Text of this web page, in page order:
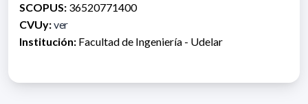
SCOPUS: 36520771400
CVUy:ver
Institución: Facultad de Ingeniería - Udelar